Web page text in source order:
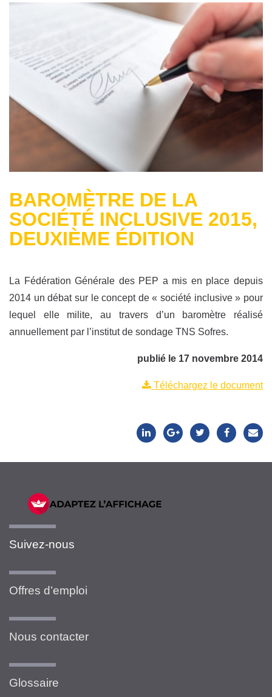
BAROMÈTRE DE LA
SOCIÉTÉ INCLUSIVE 2015,
DEUXIÈME ÉDITION
La Fédération Générale des PEP a mis en place depuis
2014 un débat sur le concept de « société inclusive » pour
lequel elle milite, au travers d’un baromètre réalisé
annuellement par l’institut de sondage TNS Sofres.
publié le 17 novembre 2014
Téléchargez le document
Suivez-nous
Offres d’emploi
Nous contacter
Glossaire